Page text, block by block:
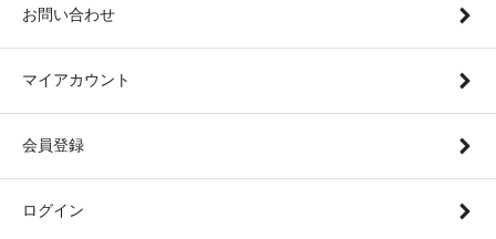
お問い合わせ
マイアカウント
会員登録
ログイン